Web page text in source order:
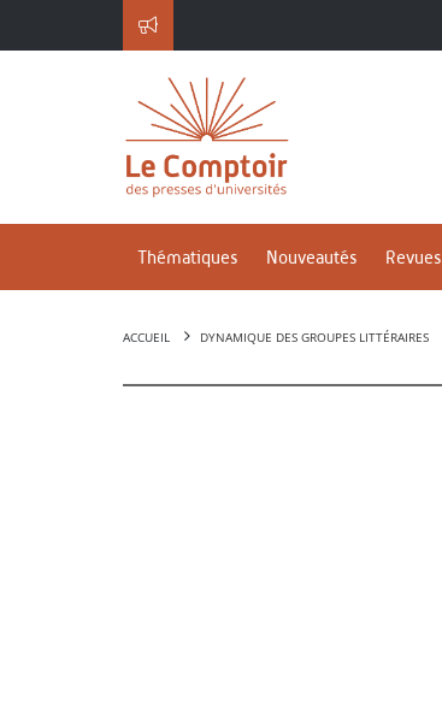
Thématiques Nouveautés Revues
ACCUEIL DYNAMIQUE DES GROUPES LITTÉRAIRES